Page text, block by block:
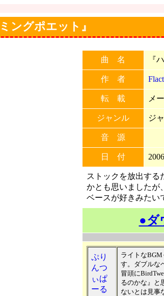
ングポエット』
曲 名 『
作 者
転 載 メ
ジャンル ジ
音 源
日 付
ストックを放出する
かとも思いましたが
ベースが好きみたい
●ダ
ぷり
んつ
ぃぱ
ーる
ライトな
す。ダブルな
冒頭に
るのかな』と
ないとは見事